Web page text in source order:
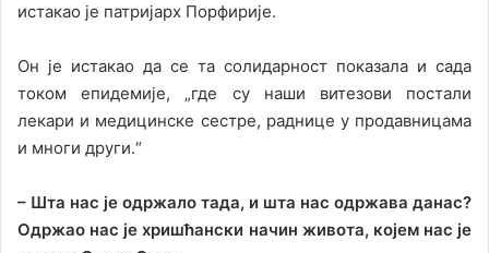
истакао је патријарх Порфирије.
Он је истакао да се та солидарност показала и сада
током епидемије, „где су наши витезови постали
лекари и медицинске сестре, раднице у продавницама
и многи други.“
– Шта нас је одржало тада, и шта нас одржава данас?
Одржао нас је хришћански начин живота, којем нас је